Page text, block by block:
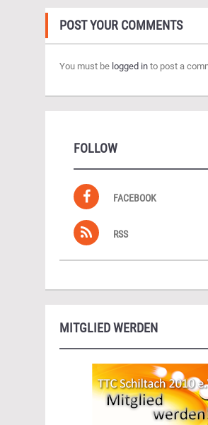
POST YOUR COMMENTS
You must be logged in to post a
FOLLOW
FACEBOOK
RSS
MITGLIED WERDEN